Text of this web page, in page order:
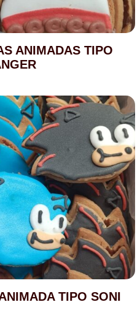
ANIMADAS TIPO
TIPO SONI